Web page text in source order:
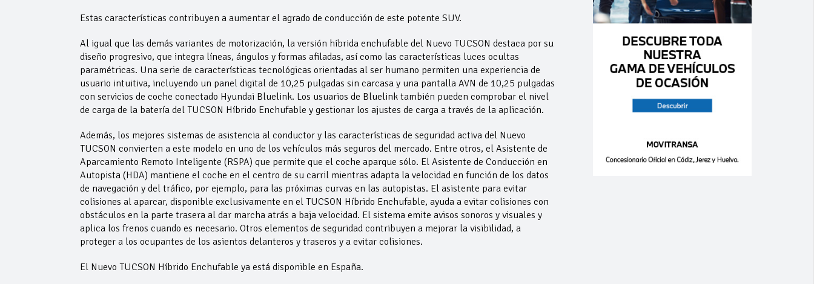
Estas características contribuyen a aumentar el agrado de conducción de este potente SUV.
Al igual que las demás variantes de motorización, la versión híbrida enchufable del Nuevo TUCSON destaca por su
diseño progresivo, que integra líneas, ángulos y formas afiladas, así como las características luces ocultas
paramétricas. Una serie de características tecnológicas orientadas al ser humano permiten una experiencia de
usuario intuitiva, incluyendo un panel digital de 10,25 pulgadas sin carcasa y una pantalla AVN de 10,25 pulgadas
con servicios de coche conectado Hyundai Bluelink. Los usuarios de Bluelink también pueden comprobar el nivel
de carga de la batería del TUCSON Híbrido Enchufable y gestionar los ajustes de carga a través de la aplicación.
Además, los mejores sistemas de asistencia al conductor y las características de seguridad activa del Nuevo
TUCSON convierten a este modelo en uno de los vehículos más seguros del mercado. Entre otros, el Asistente de
Aparcamiento Remoto Inteligente (RSPA) que permite que el coche aparque sólo. El Asistente de Conducción en
Autopista (HDA) mantiene el coche en el centro de su carril mientras adapta la velocidad en función de los datos
de navegación y del tráfico, por ejemplo, para las próximas curvas en las autopistas. El asistente para evitar
colisiones al aparcar, disponible exclusivamente en el TUCSON Híbrido Enchufable, ayuda a evitar colisiones con
obstáculos en la parte trasera al dar marcha atrás a baja velocidad. El sistema emite avisos sonoros y visuales y
aplica los frenos cuando es necesario. Otros elementos de seguridad contribuyen a mejorar la visibilidad, a
proteger a los ocupantes de los asientos delanteros y traseros y a evitar colisiones.
El Nuevo TUCSON Híbrido Enchufable ya está disponible en España.